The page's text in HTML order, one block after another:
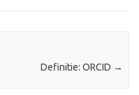
Definitie: ORCID →